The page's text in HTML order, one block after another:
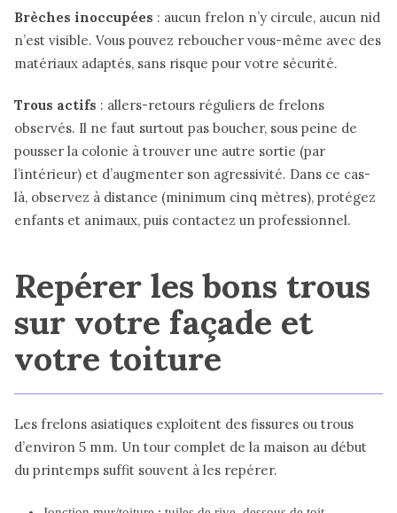
Brèches inoccupées : aucun frelon n’y circule, aucun nid
n’est visible. Vous pouvez reboucher vous-même avec des
matériaux adaptés, sans risque pour votre sécurité.
Trous actifs : allers-retours réguliers de frelons
observés. Il ne faut surtout pas boucher, sous peine de
pousser la colonie à trouver une autre sortie (par
l’intérieur) et d’augmenter son agressivité. Dans ce cas-
là, observez à distance (minimum cinq mètres), protégez
enfants et animaux, puis contactez un professionnel.
Repérer les bons trous
sur votre façade et
votre toiture
Les frelons asiatiques exploitent des fissures ou trous
d’environ 5 mm. Un tour complet de la maison au début
du printemps suffit souvent à les repérer.